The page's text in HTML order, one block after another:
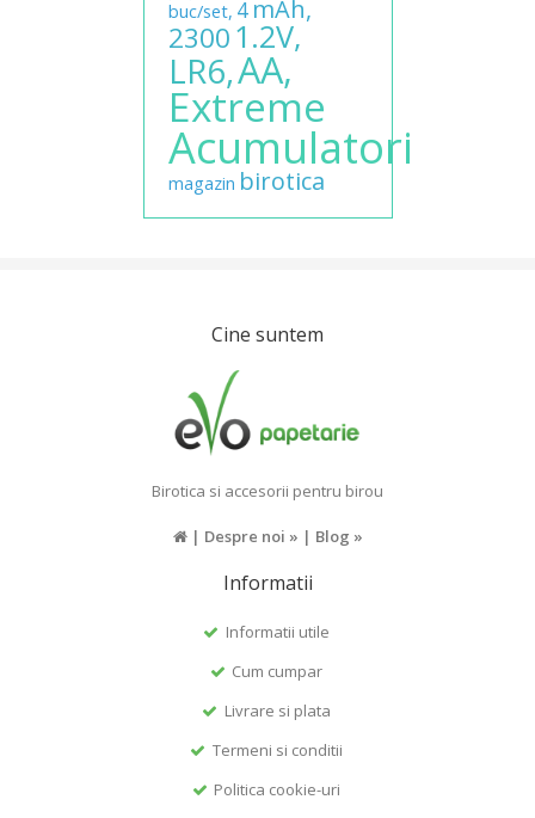
buc/set, 4 mAh,
23001.2V,
LR6,AA,
Extreme
Acumulatori
magazin birotica
Cine suntem
Birotica si accesorii pentru birou
| Despre noi » | Blog »
Informatii
Informatii utile
Cum cumpar
Livrare si plata
Termeni si conditii
Politica cookie-uri